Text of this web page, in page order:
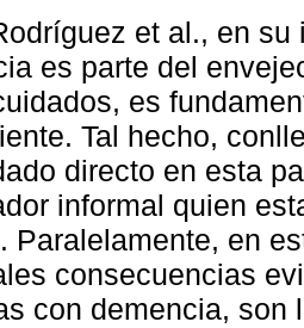
et al., en
es parte del
es
Tal hecho,
directo en esta
informal quien
Paralelamente, en
consecuencias
con demencia, son